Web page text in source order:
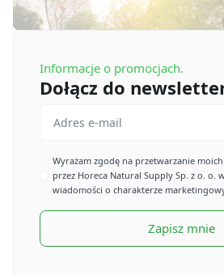
Informacje o promocjach.
Dołącz do
Imię
Wyrażam zgodę na przetwarzanie
przez Horeca Natural Supply Sp. z o. o.
wiadomości o charakterze
Zapisz mnie